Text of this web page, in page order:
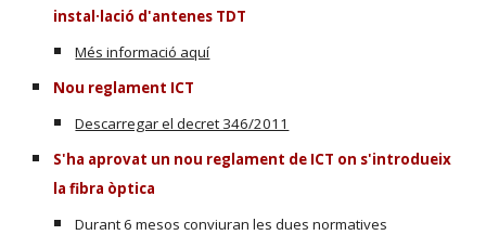
instal·lació d'antenes TDT
Més informació aquí
Nou reglament ICT
Descarregar el decret 346/2011
S'ha aprovat un nou reglament de ICT on s'introdueix
la fibra òptica
Durant 6 mesos conviuran les dues normatives